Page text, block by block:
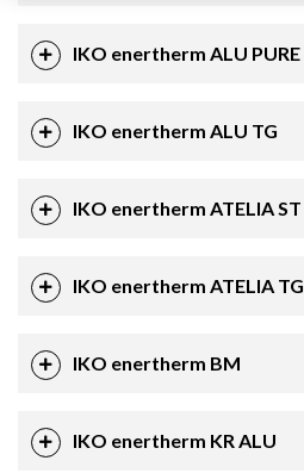
IKO enertherm ALU PURE
IKO enertherm ALU TG
IKO enertherm ATELIA ST
IKO enertherm ATELIA TG
IKO enertherm BM
IKO enertherm KR ALU